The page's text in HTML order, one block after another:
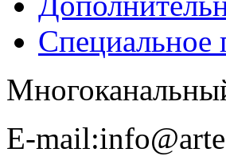
Специальное
E-​